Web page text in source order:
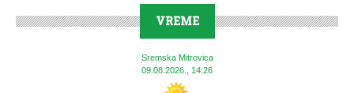
VREME
Sremska Mitrovica
09.08.2026., 14:26